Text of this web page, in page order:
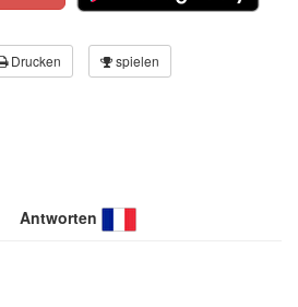
Drucken spielen
Antworten